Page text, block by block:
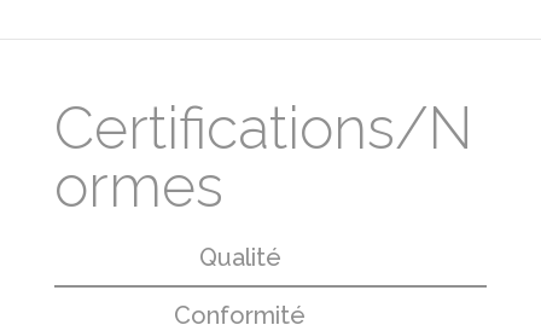
Certifications/N
ormes
Qualité
Conformité